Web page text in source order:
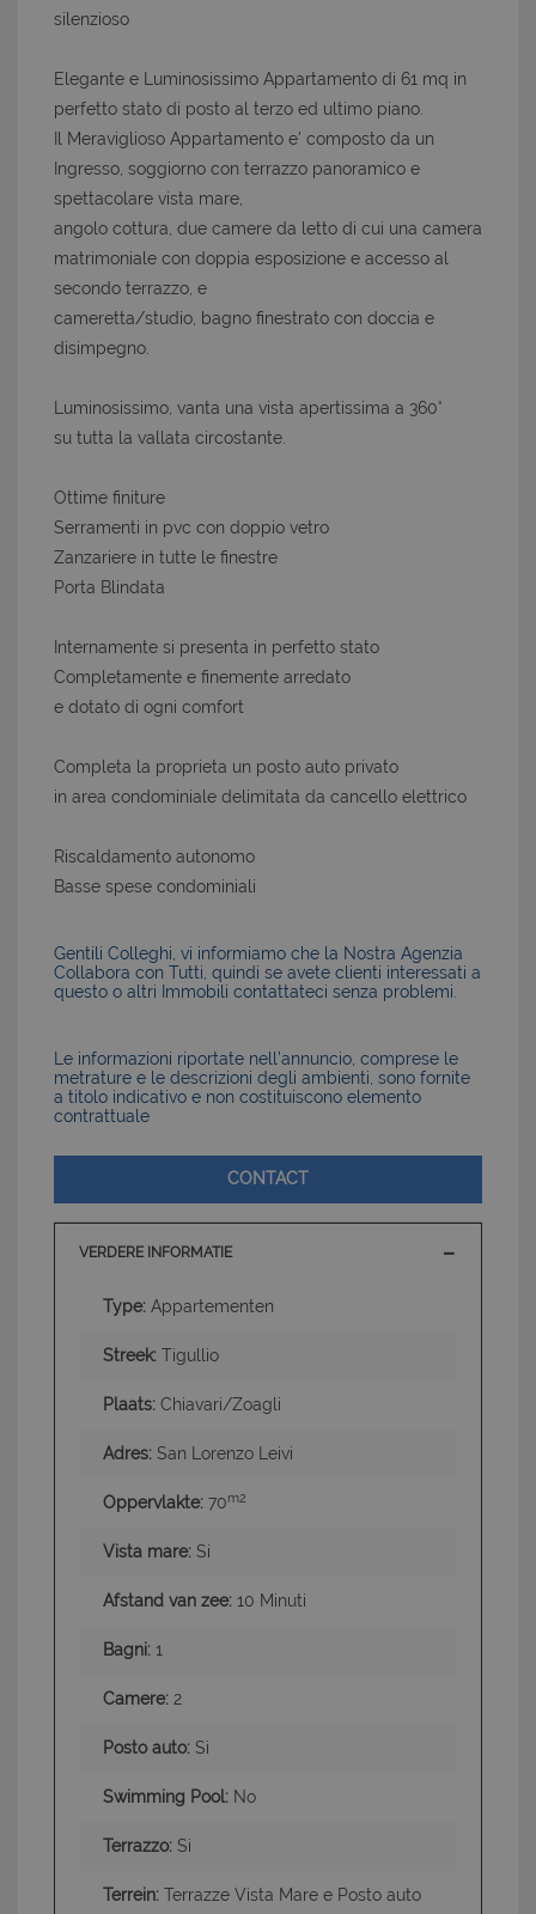
silenzioso
Elegante e Luminosissimo Appartamento di 61 mq in
perfetto stato di posto al terzo ed ultimo piano.
Il Meraviglioso Appartamento e' composto da un
Ingresso, soggiorno con terrazzo panoramico e
spettacolare vista mare,
angolo cottura, due camere da letto di cui una camera
matrimoniale con doppia esposizione e accesso al
secondo terrazzo, e
cameretta/studio, bagno finestrato con doccia e
disimpegno.
Luminosissimo, vanta una vista apertissima a 360°
su tutta la vallata circostante.
Ottime finiture
Serramenti in pvc con doppio vetro
Zanzariere in tutte le finestre
Porta Blindata
Internamente si presenta in perfetto stato
Completamente e finemente arredato
e dotato di ogni comfort
Completa la proprieta un posto auto privato
in area condominiale delimitata da cancello elettrico
Riscaldamento autonomo
Basse spese condominiali
Gentili Colleghi, vi informiamo che la Nostra Agenzia
Collabora con Tutti, quindi se avete clienti interessati a
questo o altri Immobili contattateci senza problemi.
Le informazioni riportate nell’annuncio, comprese le
metrature e le descrizioni degli ambienti, sono fornite
a titolo indicativo e non costituiscono elemento
contrattuale
CONTACT
VERDERE INFORMATIE
Type: Appartementen
Streek: Tigullio
Plaats: Chiavari/Zoagli
Adres: San Lorenzo Leivi
Oppervlakte: 70m2
Vista mare: Si
Afstand van zee: 10 Minuti
Bagni: 1
Camere: 2
Posto auto: Si
Swimming Pool: No
Terrazzo: Si
Terrein: Terrazze Vista Mare e Posto auto